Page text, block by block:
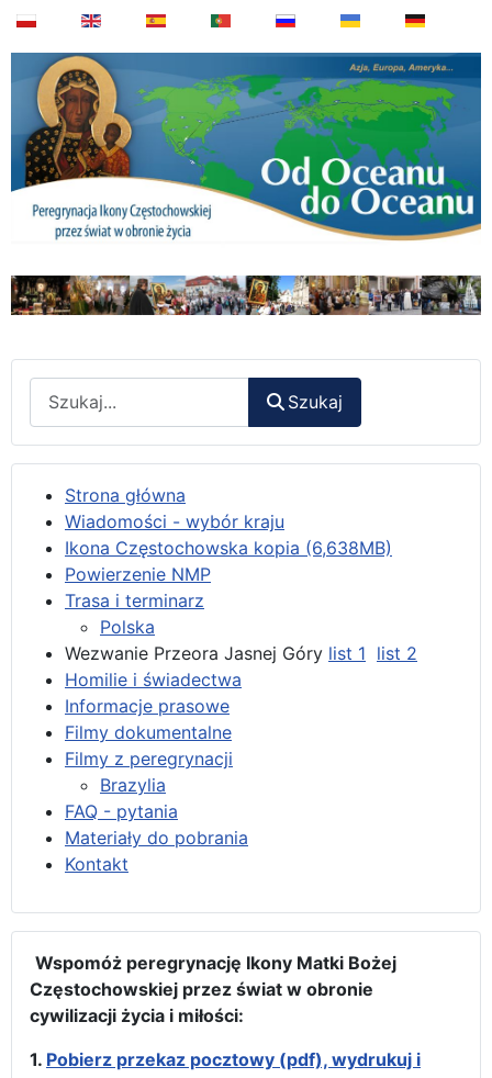
Szukaj
Strona główna
Wiadomości - wybór kraju
Ikona Częstochowska kopia (6,638MB)
Powierzenie NMP
Trasa i terminarz
Polska
Wezwanie Przeora Jasnej Góry list 1 list 2
Homilie i świadectwa
Informacje prasowe
Filmy dokumentalne
Filmy z peregrynacji
Brazylia
FAQ - pytania
Materiały do pobrania
Kontakt
Wspomóż peregrynację Ikony Matki Bożej
Częstochowskiej przez świat w obronie
cywilizacji życia i miłości:
1. Pobierz przekaz pocztowy (pdf), wydrukuj i